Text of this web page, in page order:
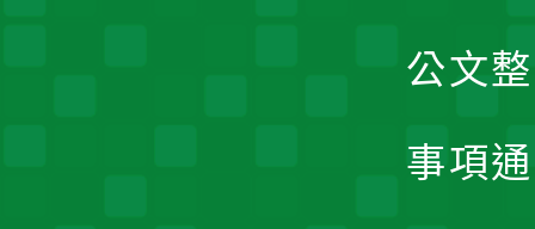
公文
事項